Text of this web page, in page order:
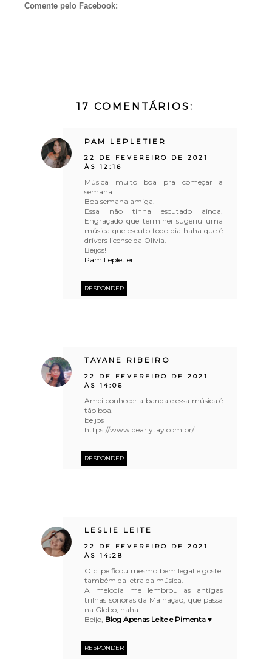
Comente pelo Facebook:
17 COMENTÁRIOS:
PAM LEPLETIER
22 DE FEVEREIRO DE 2021
ÀS 12:16
Música muito boa pra começar a
semana.
Boa semana amiga.
Essa não tinha escutado ainda.
Engraçado que terminei sugeriu uma
música que escuto todo dia haha que é
drivers license da Olivia.
Beijos!
Pam Lepletier
RESPONDER
TAYANE RIBEIRO
22 DE FEVEREIRO DE 2021
ÀS 14:06
Amei conhecer a banda e essa música é
tão boa.
beijos
https://www.dearlytay.com.br/
RESPONDER
LESLIE LEITE
22 DE FEVEREIRO DE 2021
ÀS 14:28
O clipe ficou mesmo bem legal e gostei
também da letra da música.
A melodia me lembrou as antigas
trilhas sonoras da Malhação, que passa
na Globo, haha.
Beijo, Blog Apenas Leite e Pimenta ♥
RESPONDER